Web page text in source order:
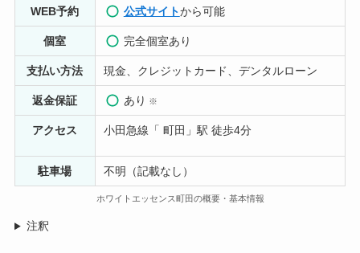
ホワイトニングやクリーニングをお願いしました。 施術
内容の説明等丁寧にしてくださったので、安心して受け
ることができました。 施設もとてもきれいで居心地がい
いです。
WEB予約 公式サイトから可能
個室 完全個室あり
支払い方法 現金、クレジットカード、デンタルローン
返金保証 あり ※
アクセス 小田急線「 町田」駅 徒歩4分
駐車場 不明（記載なし）
ホワイトエッセンス町田の概要・基本情報
注釈